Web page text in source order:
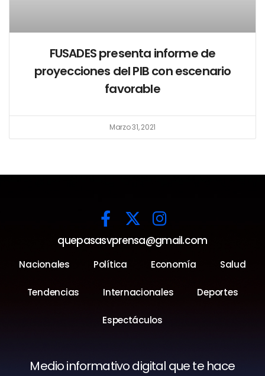
FUSADES presenta informe de
proyecciones del PIB con escenario
favorable
Marzo 31, 2021
quepasasvprensa@gmail.com
Nacionales Política Economía Salud
Tendencias Internacionales Deportes
Espectáculos
Medio informativo digital que te hace